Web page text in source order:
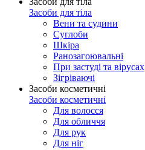
Засоби для тіла
Вени та судини
Суглоби
Шкіра
Ранозагоювальні
При застуді та вірусах
Зігріваючі
Засоби косметичні
Засоби косметичні
Для волосся
Для обличчя
Для рук
Для ніг